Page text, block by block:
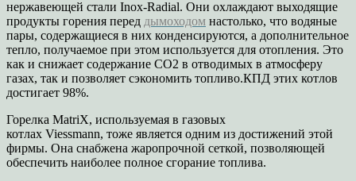
нержавеющей стали Inox-Radial. Они охлаждают выходящие
продукты горения перед дымоходом настолько, что водяные
пары, содержащиеся в них конденсируются, а дополнительное
тепло, получаемое при этом используется для отопления. Это
как и снижает содержание СО2 в отводимых в атмосферу
газах, так и позволяет сэкономить топливо.КПД этих котлов
достигает 98%.
Горелка MatriX, используемая в газовых
котлах Viessmann, тоже является одним из достижений этой
фирмы. Она снабжена жаропрочной сеткой, позволяющей
обеспечить наиболее полное сгорание топлива.